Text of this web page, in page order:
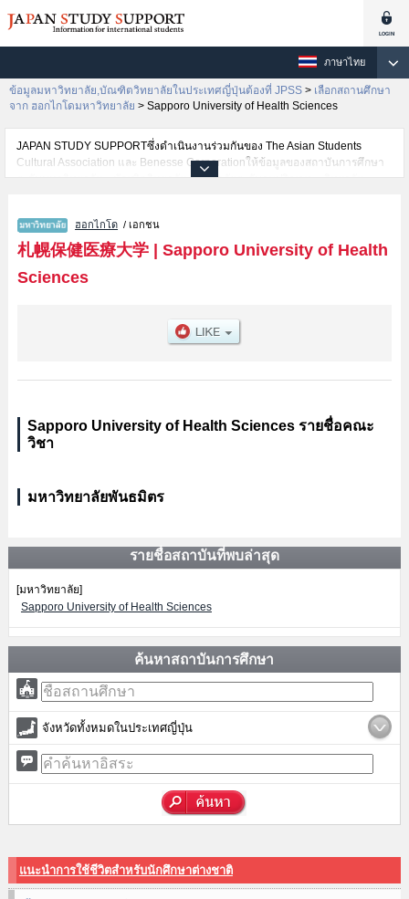
ภาษาไทย
ข้อมูลมหาวิทยาลัย,บัณฑิตวิทยาลัยในประเทศญี่ปุ่นต้องที่ JPSS > เลือกสถานศึกษา
จาก ฮอกไกโดมหาวิทยาลัย > Sapporo University of Health Sciences
JAPAN STUDY SUPPORTซึ่งดำเนินงานร่วมกันของ The Asian Students
Cultural Association และ Benesse Corporationให้ข้อมูลของสถาบันการศึกษา
ระดับมหาวิทยาลัย・บัณฑิตวิทยาลัย・วิทยาลัยระดับอนุปริญญา・วิทยาลัย
สำหรับนักศึกษาต่างชาติเช่นข้อมูลของแต่ละคณะ,ข้อมูลการสอบคัดเลือกเข้า
ศึกษาเช่นจำนวนคนที่รับสมัครหรือจำนวนคนที่ผ่านการสอบคัดเลือก
เป็นต้น,แนะนำสถานที่,การเดินทางเป็นต้นไว้ด้วยดังนั้นขอเชิญใช้บริการค้นหา
ข้อมูลตามอัธยาศัย
ฮอกไกโด / เอกชน
札幌保健医療大学| Sapporo University of Health
Sciences
Sapporo University of Health Sciences รายชื่อคณะ
วิชา
มหาวิทยาลัยพันธมิตร
รายชื่อสถาบันที่พบล่าสุด
[มหาวิทยาลัย]
Sapporo University of Health Sciences
ค้นหาสถาบันการศึกษา
จังหวัดทั้งหมดในประเทศญี่ปุ่น
แนะนำการใช้ชีวิตสำหรับนักศึกษาต่างชาติ